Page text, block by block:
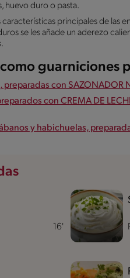
huevo duro o pasta.
características principales de las
se les añade un aderezo
como guarniciones
con SAZONADOR
con CREMA DE
y habichuelas,
16'